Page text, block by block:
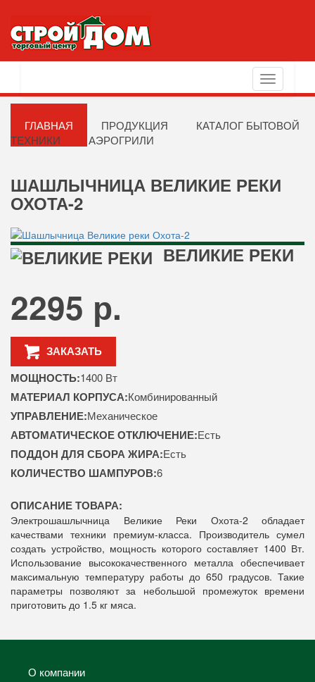
Toggle
navigation
ГЛАВНАЯ ПРОДУКЦИЯ
КАТАЛОГ БЫТОВОЙ
ТЕХНИКИ
АЭРОГРИЛИ
ШАШЛЫЧНИЦА ВЕЛИКИЕ РЕКИ
ОХОТА-2
ВЕЛИКИЕ РЕКИ
2295 р.
ЗАКАЗАТЬ
МОЩНОСТЬ:1400 Вт
МАТЕРИАЛ КОРПУСА:Комбинированный
УПРАВЛЕНИЕ:Механическое
АВТОМАТИЧЕСКОЕ ОТКЛЮЧЕНИЕ:Есть
ПОДДОН ДЛЯ СБОРА ЖИРА:Есть
КОЛИЧЕСТВО ШАМПУРОВ:6
ОПИСАНИЕ ТОВАРА:
Электрошашлычница Великие Реки Охота-2 обладает
качествами техники премиум-класса. Производитель сумел
создать устройство, мощность которого составляет 1400 Вт.
Использование высококачественного металла обеспечивает
максимальную температуру работы до 650 градусов. Такие
параметры позволяют за небольшой промежуток времени
приготовить до 1.5 кг мяса.
О компании